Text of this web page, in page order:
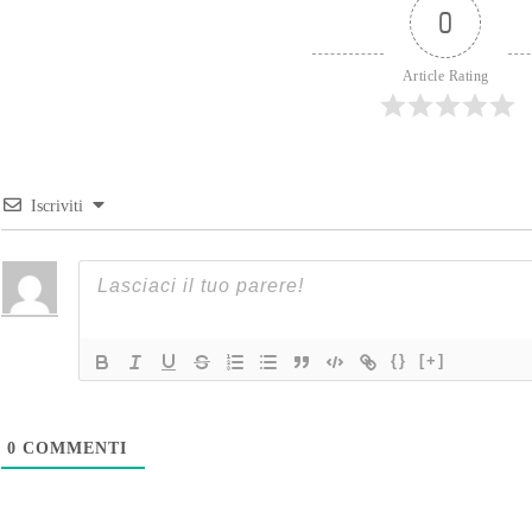
0
Article Rating
Iscriviti
{} [+]
0 COMMENTI